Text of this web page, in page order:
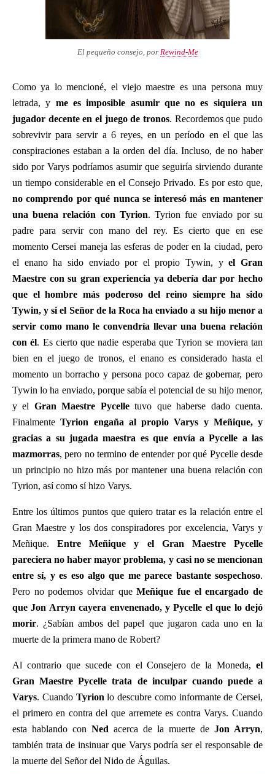
El pequeño consejo, por Rewind-Me
Como ya lo mencioné, el viejo maestre es una persona muy
letrada, y me es imposible asumir que no es siquiera un
jugador decente en el juego de tronos. Recordemos que pudo
sobrevivir para servir a 6 reyes, en un período en el que las
conspiraciones estaban a la orden del día. Incluso, de no haber
sido por Varys podríamos asumir que seguiría sirviendo durante
un tiempo considerable en el Consejo Privado. Es por esto que,
no comprendo por qué nunca se interesó más en mantener
una buena relación con Tyrion. Tyrion fue enviado por su
padre para servir con mano del rey. Es cierto que en ese
momento Cersei maneja las esferas de poder en la ciudad, pero
el enano ha sido enviado por el propio Tywin, yel Gran
Maestre con su gran experiencia ya debería dar por hecho
que el hombre más poderoso del reino siempre ha sido
Tywin, y si el Señor de la Roca ha enviado a su hijo menor a
servir como mano le convendría llevar una buena relación
con él. Es cierto que nadie esperaba que Tyrion se moviera tan
bien en el juego de tronos, el enano es considerado hasta el
momento un borracho y persona poco capaz de gobernar, pero
Tywin lo ha enviado, porque sabía el potencial de su hijo menor,
y el Gran Maestre Pycelletuvo que haberse dado cuenta.
FinalmenteTyrion engaña al propio Varys y Meñique, y
gracias a su jugada maestra es que envía a Pycelle a las
mazmorras, pero no termino de entender por qué Pycelle desde
un principio no hizo más por mantener una buena relación con
Tyrion, así como sí hizo Varys.
Entre los últimos puntos que quiero tratar es la relación entre el
Gran Maestre y los dos conspiradores por excelencia, Varys y
Meñique.Entre Meñique y el Gran Maestre Pycelle
pareciera no haber mayor problema, y casi no se mencionan
entre sí, y es eso algo que me parece bastante sospechoso.
Pero no podemos olvidar queMeñique fue el encargado de
que Jon Arryn cayera envenenado, y Pycelle el que lo dejó
morir. ¿Sabían ambos del papel que jugaron cada uno en la
muerte de la primera mano de Robert?
Al contrario que sucede con el Consejero de la Moneda, el
Gran Maestre Pycelle trata de inculpar cuando puede a
Varys. Cuando Tyrion lo descubre como informante de Cersei,
el primero en contra del que arremete es contra Varys. Cuando
esta hablando con Ned acerca de la muerte de Jon Arryn,
también trata de insinuar que Varys podría ser el responsable de
la muerte del Señor del Nido de Águilas.